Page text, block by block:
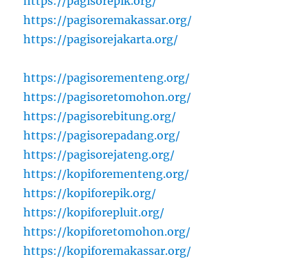
https://pagisoremakassar.org/
https://pagisorejakarta.org/
https://pagisorementeng.org/
https://pagisoretomohon.org/
https://pagisorebitung.org/
https://pagisorepadang.org/
https://pagisorejateng.org/
https://kopiforementeng.org/
https://kopiforepik.org/
https://kopiforepluit.org/
https://kopiforetomohon.org/
https://kopiforemakassar.org/